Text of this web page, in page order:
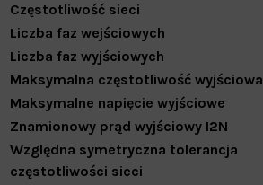
Częstotliwość sieci
Liczba faz wejściowych
Liczba faz wyjściowych
Maksymalna częstotliwość wyjściowa
Maksymalne napięcie wyjściowe
Znamionowy prąd wyjściowy I2N
Względna symetryczna tolerancja
częstotliwości sieci